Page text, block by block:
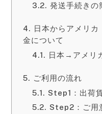
発送手続きの
日本からアメリ
金について
日本→アメリ
ご利用の流れ
Step1：出荷
Step2：ご用